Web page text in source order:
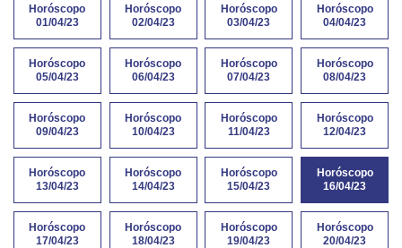
Horóscopo
01/04/23
Horóscopo
02/04/23
Horóscopo
03/04/23
Horóscopo
04/04/23
Horóscopo
05/04/23
Horóscopo
06/04/23
Horóscopo
07/04/23
Horóscopo
08/04/23
Horóscopo
09/04/23
Horóscopo
10/04/23
Horóscopo
11/04/23
Horóscopo
12/04/23
Horóscopo
13/04/23
Horóscopo
14/04/23
Horóscopo
15/04/23
Horóscopo
16/04/23
Horóscopo
17/04/23
Horóscopo
18/04/23
Horóscopo
19/04/23
Horóscopo
20/04/23